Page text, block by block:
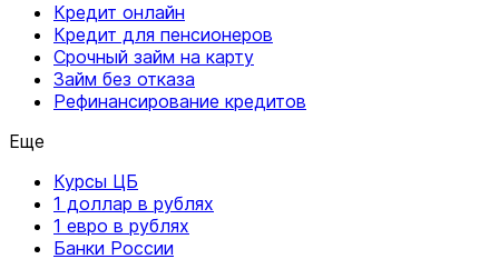
Кредит онлайн
Кредит для пенсионеров
Срочный займ на карту
Займ без отказа
Рефинансирование кредитов
Еще
Курсы ЦБ
1 доллар в рублях
1 евро в рублях
Банки России